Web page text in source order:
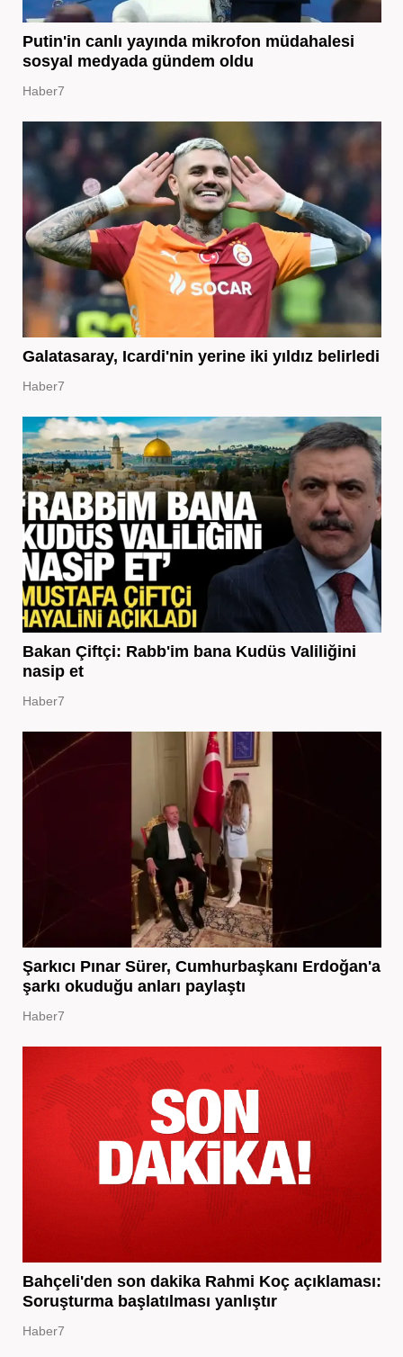
Putin'in canlı yayında mikrofon müdahalesi
sosyal medyada gündem oldu
Haber7
Galatasaray, Icardi'nin yerine iki yıldız belirledi
Haber7
Bakan Çiftçi: Rabb'im bana Kudüs Valiliğini
nasip et
Haber7
Şarkıcı Pınar Sürer, Cumhurbaşkanı Erdoğan'a
şarkı okuduğu anları paylaştı
Haber7
Bahçeli'den son dakika Rahmi Koç açıklaması:
Soruşturma başlatılması yanlıştır
Haber7